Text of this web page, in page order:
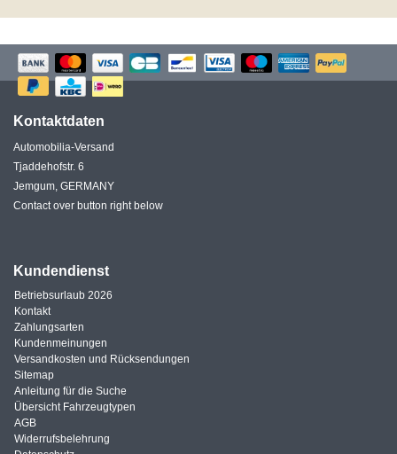
Kontaktdaten
Automobilia-Versand
Tjaddehofstr. 6
Jemgum, GERMANY
Contact over button right below
Kundendienst
Betriebsurlaub 2026
Kontakt
Zahlungsarten
Kundenmeinungen
Versandkosten und Rücksendungen
Sitemap
Anleitung für die Suche
Übersicht Fahrzeugtypen
AGB
Widerrufsbelehrung